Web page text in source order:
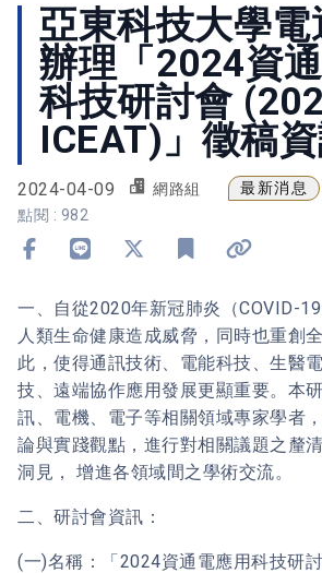
亞東科技大學
辦理「2024資
科技研討會
ICEAT)」徵稿
2024-04-09 網路組 最新消息
點閱 : 982
一、自從2020年新冠肺炎（COVID-
人類生命健康造成威脅，同時也重創
此，使得通訊技術、電能科技、生醫
技、遠端協作應用發展更顯重要。本
訊、電機、電子等相關領域專家學者
論與實踐觀點，進行對相關議題之釐
洞見， 增進各領域間之學術交流。
二、研討會資訊：
(一)名稱：「2024資通電應用科技研